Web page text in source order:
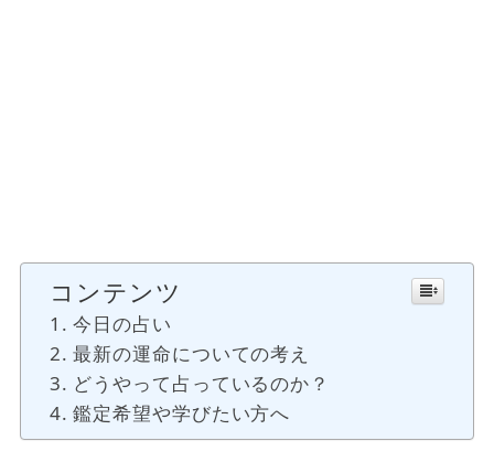
コンテンツ
今日の占い
最新の運命についての考え
どうやって占っているのか？
鑑定希望や学びたい方へ